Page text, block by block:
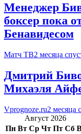
Менеджер
боксер пока
Бенавидесом
Матч ТВ2 месяца
Дмитрий
Михаэля
Vprognoze.ru2 месяца
Август 2026
Пн Вт Ср Чт Пт Сб